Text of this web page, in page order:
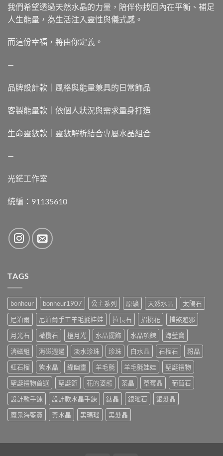
我們希望透過天然水晶的力量，陪伴你找回內在平衡、補足
人生能量，為生活注入靈性與儀式感。
而這份幸福，將由你定義。
—
品牌設計款｜風格與能量兼具的日常飾品
客製能量款｜依個人狀況與需求量身打造
生命靈數款｜靈數解析結合專屬水晶組合
—
光鋩工作室
統編：91135610
TAGS
bonheur bonheur1907 公主系列 原礦 天然水晶
太陽石
尼泊爾
尼泊爾手工羊毛氈娃娃 拉長石 招桃花
擋煞避邪
月光石
橄欖石 橙月光 水晶擺飾 水晶項鍊
海藍寶
消磁組
消磁週邊 淡水珍珠 珍珠 白水晶 石榴石
粉晶
紅石榴
紫水晶 綠幽靈 羊毛氈 羊毛氈娃娃
聖誕禮物
聖誕禮物首選
聖誕節 花的姿態 茶晶 草莓晶
葡萄石
設計款手鍊
設計款水晶手鍊 鈦晶 銀曜石
銀髮晶
魔鬼海藍寶
黃水晶 黑瑪瑙 黑髮晶